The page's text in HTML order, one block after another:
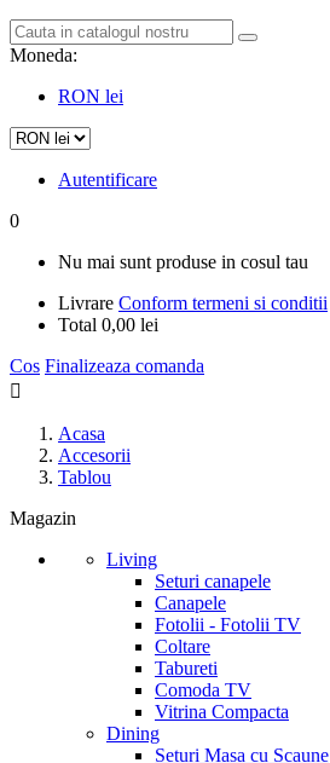
Moneda:
RON lei
Autentificare
0
Nu mai sunt produse in cosul tau
Livrare Conform termeni si conditii
Total 0,00 lei
Cos Finalizeaza comanda

Acasa
Accesorii
Tablou
Magazin
Living
Seturi canapele
Canapele
Fotolii - Fotolii TV
Coltare
Tabureti
Comoda TV
Vitrina Compacta
Dining
Seturi Masa cu Scaune